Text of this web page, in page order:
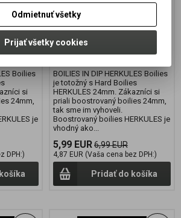
kg
Boilies
si
24mm,
je
DPH:)
CON018/CR
Záruka (mesiacov):
Termín dodania (dni):2
Hmotnosť balenia:
Počet v balení:
BOILIES IN DIP HERKULES Boilies
je totožný s Hard Boilies
HERKULES 24mm. Zákazníci si
priali boostrovaný boilies 24mm,
tak sme im vyhoveli.
Boostrovaný boilies HERKULES je
vhodný ako...
5,99 EUR6,99 EUR
4,87 EUR (Vaša cena bez DPH:)
Pridať do košíka
Odmietnuť všetky
Prijať všetky cookies